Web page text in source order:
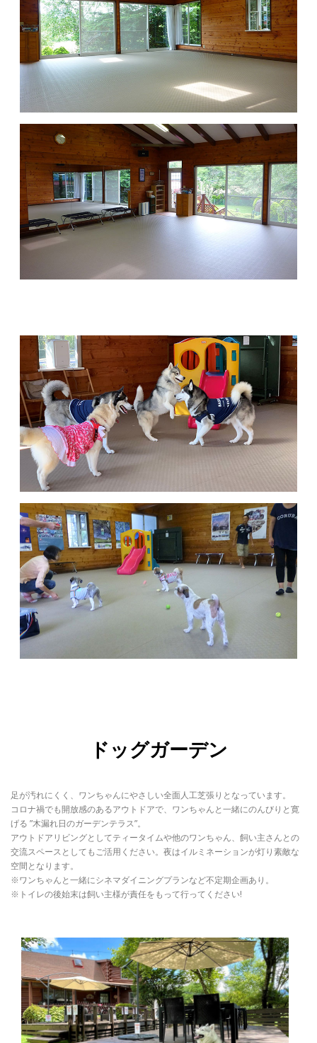
ドッグガーデン
足が汚れにくく、ワンちゃんにやさしい全面人工芝張りとなっています。
コロナ禍でも開放感のあるアウトドアで、ワンちゃんと一緒にのんびりと寛
げる ”木漏れ日のガーデンテラス”。
アウトドアリビングとしてティータイムや他のワンちゃん、飼い主さんとの
交流スペースとしてもご活用ください。夜はイルミネーションが灯り素敵な
空間となります。
※ワンちゃんと一緒にシネマダイニングプランなど不定期企画あり。
※トイレの後始末は飼い主様が責任をもって行ってください!